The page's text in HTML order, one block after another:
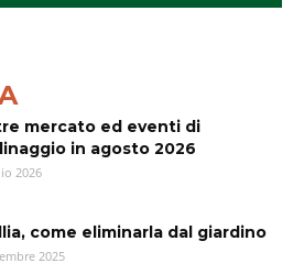
mercato ed eventi di
in agosto 2026
2026
come eliminarla dal giardino
2025